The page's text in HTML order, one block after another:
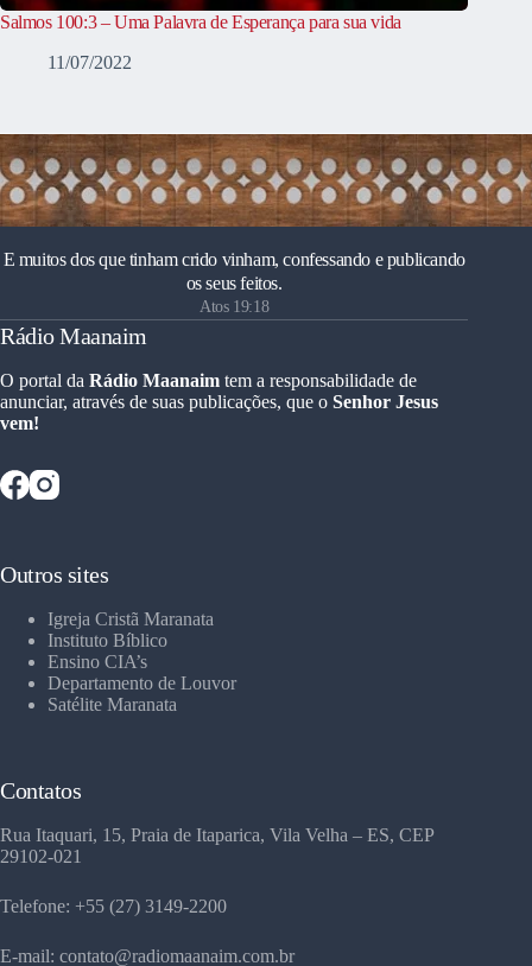
Salmos 100:3 – Uma Palavra de Esperança para sua vida
11/07/2022
E muitos dos que tinham crido vinham, confessando e publicando
os seus feitos.
Atos 19:18
Rádio Maanaim
O portal da Rádio Maanaim tem a responsabilidade de
anunciar, através de suas publicações, que o Senhor Jesus
vem!
Outros sites
Igreja Cristã Maranata
Instituto Bíblico
Ensino CIA’s
Departamento de Louvor
Satélite Maranata
Contatos
Rua Itaquari, 15, Praia de Itaparica, Vila Velha – ES, CEP
29102-021
Telefone: +55 (27) 3149-2200
E-mail: contato@radiomaanaim.com.br